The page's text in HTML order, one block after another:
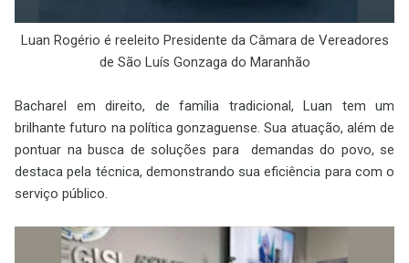
Luan Rogério é reeleito Presidente da Câmara de Vereadores
de São Luís Gonzaga do Maranhão
Bacharel em direito, de família tradicional, Luan tem um
brilhante futuro na política gonzaguense. Sua atuação, além de
pontuar na busca de soluções para demandas do povo, se
destaca pela técnica, demonstrando sua eficiência para com o
serviço público.